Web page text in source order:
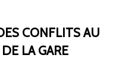
CONFLITS AU
LA GARE